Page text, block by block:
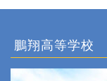
鵬翔高等学校